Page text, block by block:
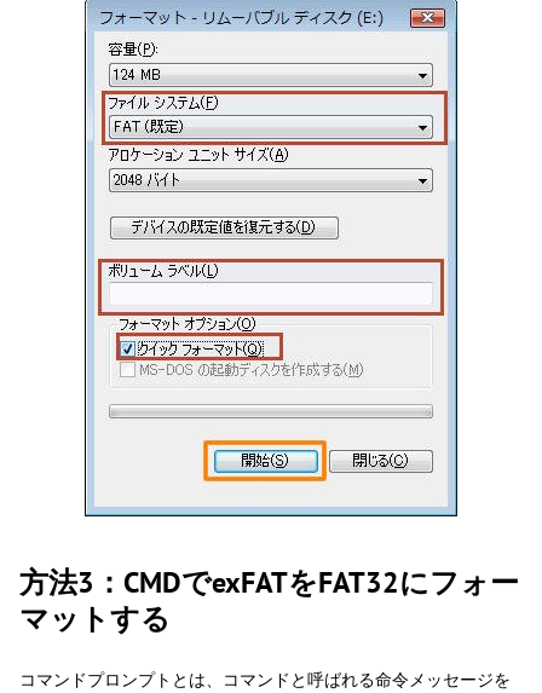
方法3：CMDでexFATをFAT32にフォー
マットする
コマンドプロンプトとは、コマンドと呼ばれる命令メッセージを